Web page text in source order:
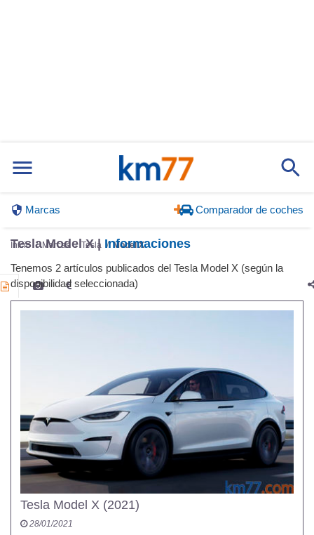
Marcas Comparador de coches
Inicio Marcas Tesla Model X
Tesla Model X | Informaciones
Tenemos 2 artículos publicados del Tesla Model X (según la
disponibilidad seleccionada)
Tesla Model X (2021)
28/01/2021